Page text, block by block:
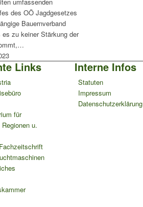
des OÖ Jagdgesetzes
Bauernverband
zu keiner Stärkung der
Links
für
u.
Interne Infos
Statuten
Impressum
Datenschutzerklärung